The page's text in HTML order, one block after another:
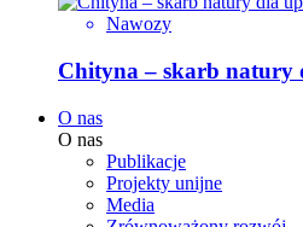
Nawozy
Chityna – skarb natury
O nas
O nas
Publikacje
Projekty unijne
Media